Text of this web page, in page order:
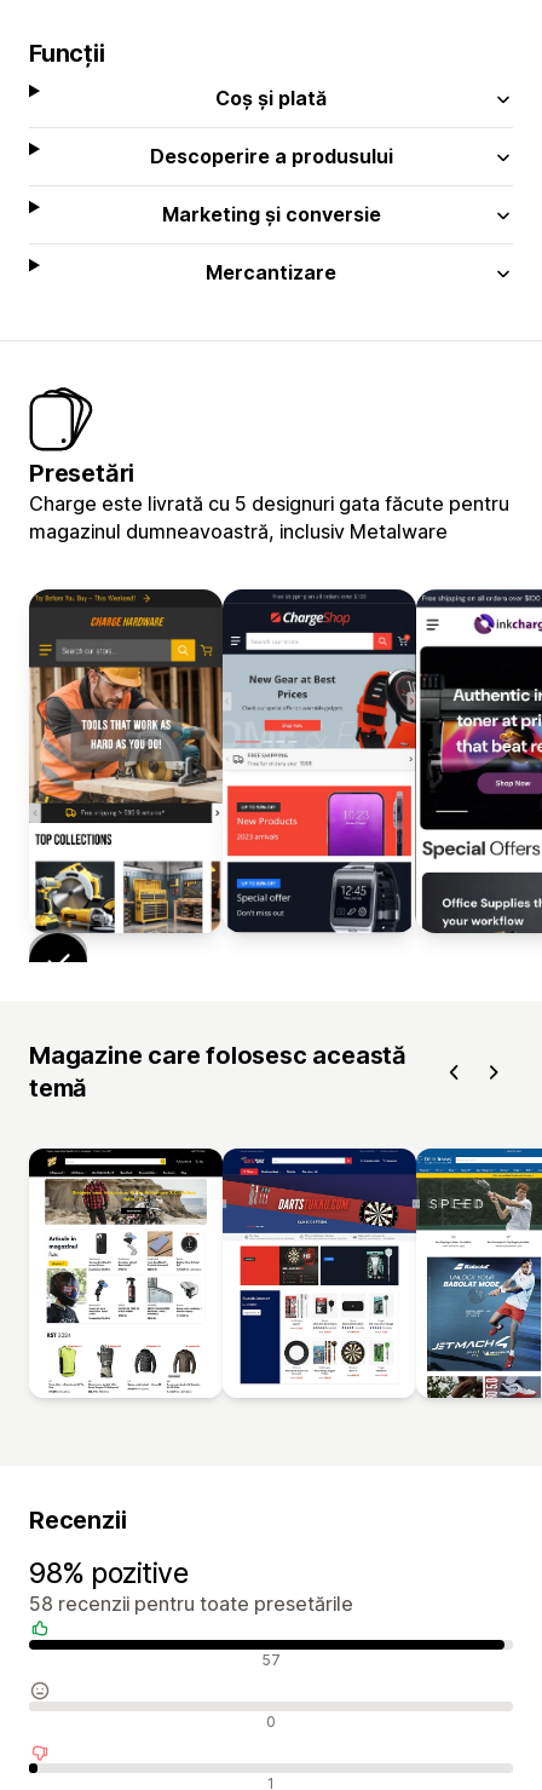
Funcții
Coș și plată
Descoperire a produsului
Marketing și conversie
Mercantizare
Presetări
Charge este livrată cu 5 designuri gata făcute pentru
magazinul dumneavoastră, inclusiv Metalware
Magazine care folosesc această
temă
Recenzii
98% pozitive
58 recenzii pentru toate presetările
Recenzii pozitive 57
Recenzii neutre 0
Recenzii negative 1